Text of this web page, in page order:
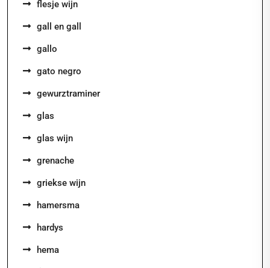
flesje wijn
gall en gall
gallo
gato negro
gewurztraminer
glas
glas wijn
grenache
griekse wijn
hamersma
hardys
hema